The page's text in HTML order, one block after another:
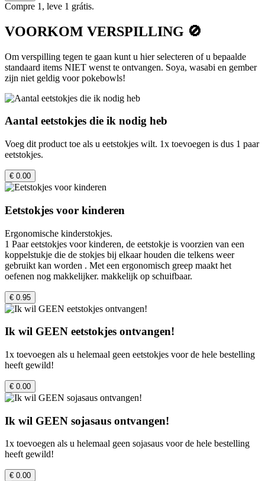
Compre 1, leve 1 grátis.
VOORKOM VERSPILLING 🚫
Om verspilling tegen te gaan kunt u hier selecteren of u bepaalde
standaard items NIET wenst te ontvangen. Soya, wasabi en gember
zijn niet geldig voor pokebowls!
Aantal eetstokjes die ik nodig heb
Voeg dit product toe als u eetstokjes wilt. 1x toevoegen is dus 1 paar
eetstokjes.
€ 0.00
Eetstokjes voor kinderen
Ergonomische kinderstokjes.
1 Paar eetstokjes voor kinderen, de eetstokje is voorzien van een
koppelstukje die de stokjes bij elkaar houden die telkens weer
gebruikt kan worden . Met een ergonomisch greep maakt het
oefenen nog makkelijker. makkelijk op schuifbaar.
€ 0.95
Ik wil GEEN eetstokjes ontvangen!
1x toevoegen als u helemaal geen eetstokjes voor de hele bestelling
heeft gewild!
€ 0.00
Ik wil GEEN sojasaus ontvangen!
1x toevoegen als u helemaal geen sojasaus voor de hele bestelling
heeft gewild!
€ 0.00